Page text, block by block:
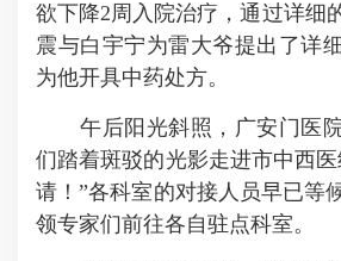
欲下降2周入院治疗，通过详细
震与白宇宁为雷大爷提出了详
为他开具中药处方。
午后阳光斜照，广安门医院
们踏着斑驳的光影走进市中西
请！”各科室的对接人员早已等
领专家们前往各自驻点科室。